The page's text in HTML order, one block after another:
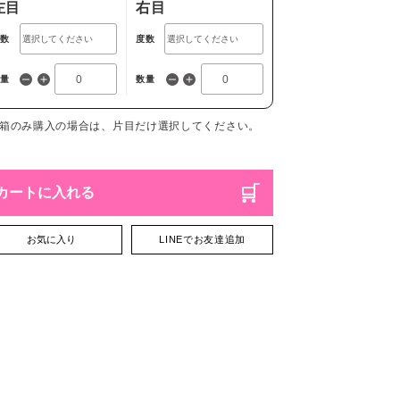
目 右目
度数
数量
のみ購入の場合は、片目だけ選択してください。
ートに入れる
お気に入り LINEでお友達追加